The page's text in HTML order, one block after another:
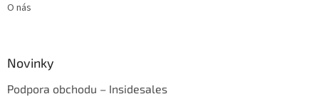
O nás
Novinky
Podpora obchodu – Insidesales